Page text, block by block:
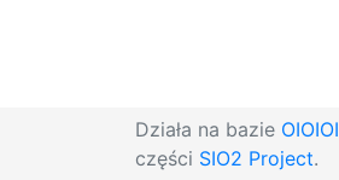
Działa na bazie OIOIOI
części SIO2 Project.